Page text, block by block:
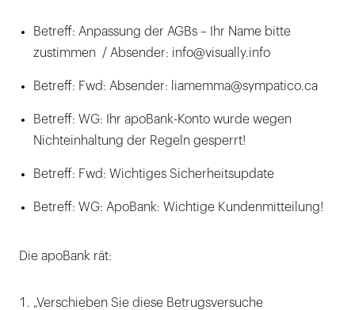
Betreff: Anpassung der AGBs – Ihr Name bitte
zustimmen / Absender: info@visually.info
Betreff: Fwd: Absender: liamemma@sympatico.ca
Betreff: WG: Ihr apoBank-Konto wurde wegen
Nichteinhaltung der Regeln gesperrt!
Betreff: Fwd: Wichtiges Sicherheitsupdate
Betreff: WG: ApoBank: Wichtige Kundenmitteilung!
Die apoBank rät:
„Verschieben Sie diese Betrugsversuche